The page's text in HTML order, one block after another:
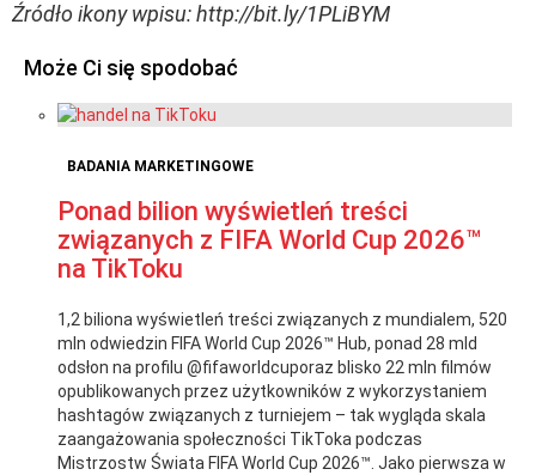
Źródło ikony wpisu: http://bit.ly/1PLiBYM
Może Ci się spodobać
BADANIA MARKETINGOWE
Ponad bilion wyświetleń treści
związanych z FIFA World Cup 2026™
na TikToku
1,2 biliona wyświetleń treści związanych z mundialem, 520
mln odwiedzin FIFA World Cup 2026™ Hub, ponad 28 mld
odsłon na profilu @fifaworldcuporaz blisko 22 mln filmów
opublikowanych przez użytkowników z wykorzystaniem
hashtagów związanych z turniejem – tak wygląda skala
zaangażowania społeczności TikToka podczas
Mistrzostw Świata FIFA World Cup 2026™. Jako pierwsza w